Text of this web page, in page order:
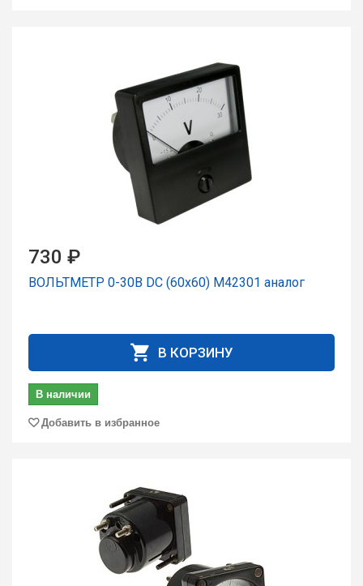
730 ₽
ВОЛЬТМЕТР 0-30В DC (60х60) М42301 аналог
В КОРЗИНУ
В наличии
Добавить в избранное